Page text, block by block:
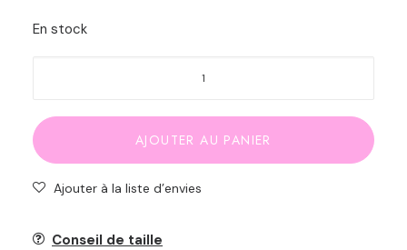
En stock
Tee-
shirt,
crop
top
sport
AJOUTER AU PANIER
Ajouter à la liste d’envies
Conseil de taille